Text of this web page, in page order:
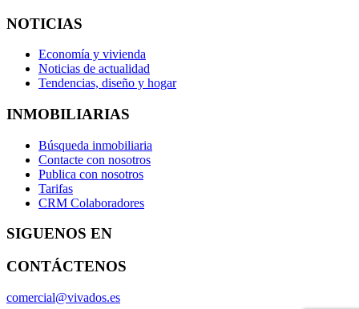
NOTICIAS
Economía y vivienda
Noticias de actualidad
Tendencias, diseño y hogar
INMOBILIARIAS
Búsqueda inmobiliaria
Contacte con nosotros
Publica con nosotros
Tarifas
CRM Colaboradores
SIGUENOS EN
CONTÁCTENOS
comercial@vivados.es